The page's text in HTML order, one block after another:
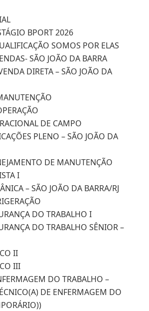
BPORT 2026
SOMOS POR ELAS
SÃO JOÃO DA BARRA
DIRETA – SÃO JOÃO DA
DE CAMPO
PLENO – SÃO JOÃO DA
DE MANUTENÇÃO
I
– SÃO JOÃO DA BARRA/RJ
DO TRABALHO I
DO TRABALHO SÊNIOR –
II
III
DO TRABALHO –
DE ENFERMAGEM DO